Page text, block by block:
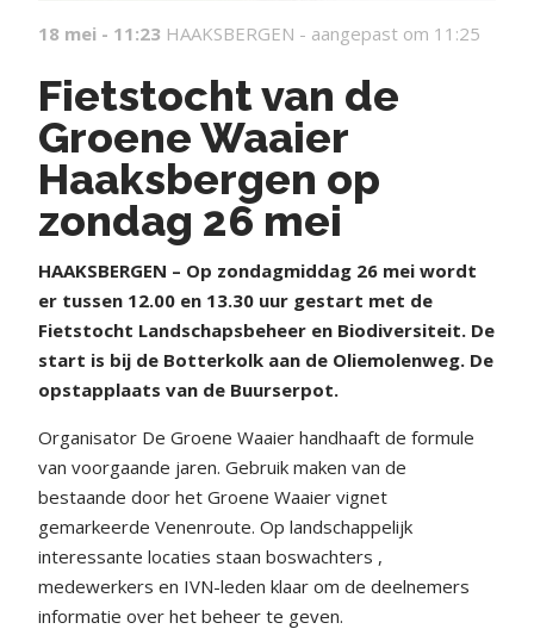
18 mei - 11:23 HAAKSBERGEN - aangepast om 11:25
Fietstocht van de
Groene Waaier
Haaksbergen op
zondag 26 mei
HAAKSBERGEN – Op zondagmiddag 26 mei wordt
er tussen 12.00 en 13.30 uur gestart met de
Fietstocht Landschapsbeheer en Biodiversiteit. De
start is bij de Botterkolk aan de Oliemolenweg. De
opstapplaats van de Buurserpot.
Organisator De Groene Waaier handhaaft de formule
van voorgaande jaren. Gebruik maken van de
bestaande door het Groene Waaier vignet
gemarkeerde Venenroute. Op landschappelijk
interessante locaties staan boswachters ,
medewerkers en IVN-leden klaar om de deelnemers
informatie over het beheer te geven.